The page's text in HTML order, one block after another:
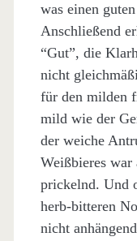
was einen
Anschließend
“Gut”, die
nicht
für den milden
mild wie der
der weiche
Weißbieres war
prickelnd. Und
herb-bitteren
nicht